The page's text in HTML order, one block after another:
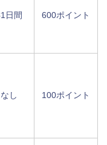
日間 600ポイント
なし 100ポイント